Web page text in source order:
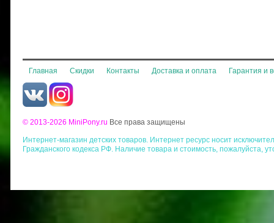
Главная Скидки Контакты Доставка и оплата Гарантия и
© 2013-2026 MiniPony.ru Все права защищены
Интернет-магазин детских товаров. Интернет ресурс носит
Гражданского кодекса РФ. Наличие товара и стоимость, пожалуйста,